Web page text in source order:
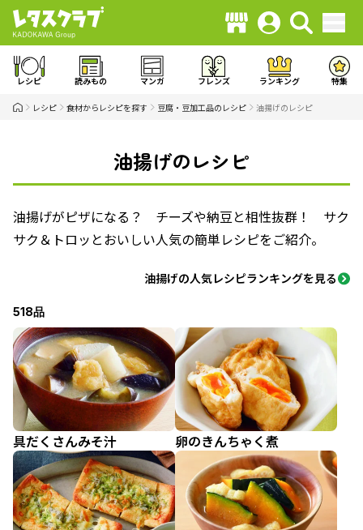
レシピ 読みもの マンガ フレンズ ランキング 特集
レシピ 食材からレシピを探す 豆腐・豆加工品のレシピ 油揚げのレシピ
油揚げのレシピ
油揚げがピザになる？ チーズや納豆と相性抜群！ サク
サク＆トロッとおいしい人気の簡単レシピをご紹介。
油揚げの人気レシピランキングを見る
518品
具だくさんみそ汁 卵のきんちゃく煮